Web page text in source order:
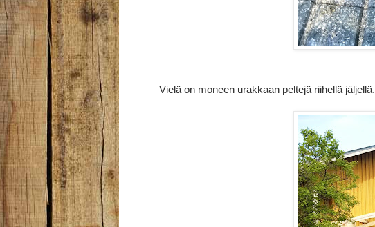
Vielä on moneen urakkaan peltejä riihellä jäljellä.